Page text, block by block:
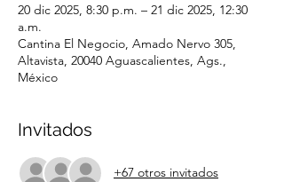
20 dic 2025, 8:30 p.m. – 21 dic 2025, 12:30
a.m.
Cantina El Negocio, Amado Nervo 305,
Altavista, 20040 Aguascalientes, Ags.,
México
Invitados
+67 otros invitados